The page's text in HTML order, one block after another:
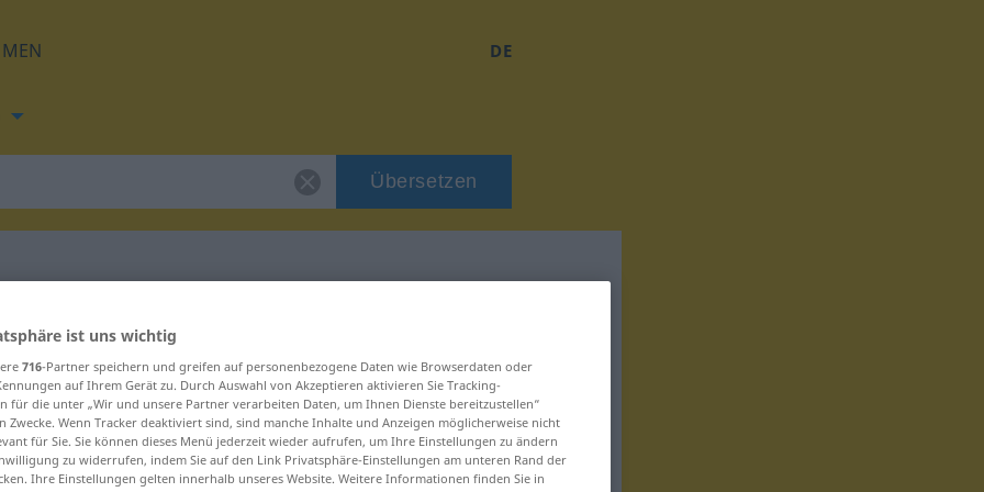
DE
Übersetzen
für "brzda"
ist uns wichtig
716-Partner speichern und greifen auf personenbezogene Daten wie Browserdaten oder
auf Ihrem Gerät zu. Durch Auswahl von Akzeptieren aktivieren Sie Tracking-
für die unter „Wir und unsere Partner verarbeiten Daten, um Ihnen Dienste bereitzustellen“
Zwecke. Wenn Tracker deaktiviert sind, sind manche Inhalte und Anzeigen möglicherweise nicht
für Sie. Sie können dieses Menü jederzeit wieder aufrufen, um Ihre Einstellungen zu ändern
zu widerrufen, indem Sie auf den Link Privatsphäre-Einstellungen am unteren Rand der
Ihre Einstellungen gelten innerhalb unseres Website. Weitere Informationen finden Sie in